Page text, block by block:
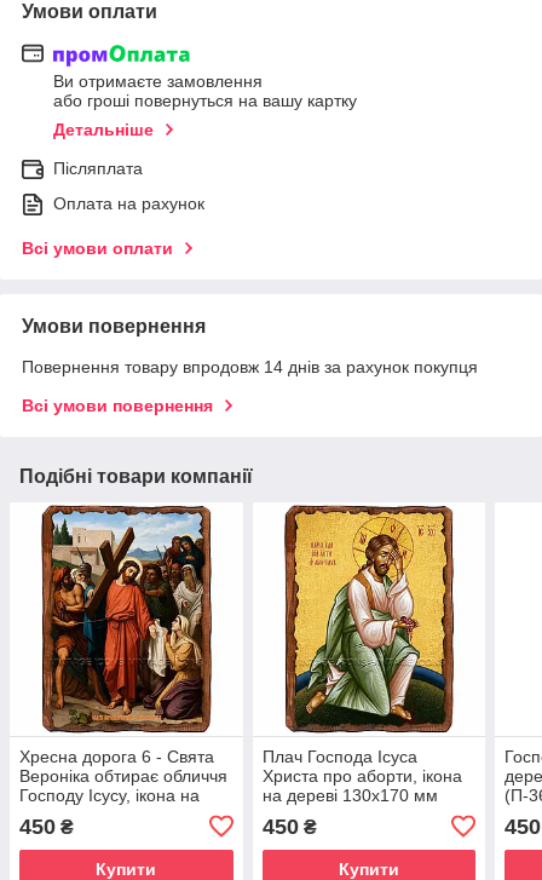
Умови оплати
Ви отримаєте замовлення
або гроші повернуться на вашу картку
Детальніше
Післяплата
Оплата на рахунок
Всі умови оплати
Умови повернення
Повернення товару впродовж 14 днів за рахунок покупця
Всі умови повернення
Подібні товари компанії
Хресна дорога 6 - Свята
Вероніка обтирає обличчя
Господу Ісусу, ікона на
(П-3835-1)
450 ₴
Купити
Плач Господа Ісуса
Христа про аборти, ікона
на дереві 130х170 мм
450₴
Купити
(П-
450